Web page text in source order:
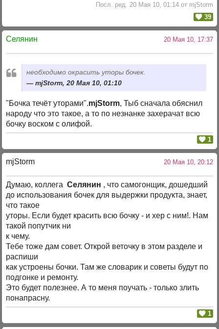
Посл. ред. 20 Мая 10, 01:14 от mjStorm
39
Селянин 20 Мая 10, 17:37
необходимо окрасить уторы бочек.
mjStorm, 20 Мая 10, 01:10
"Бочка течёт уторами".mjStorm, Тыб сначала обяснил
народу что это такое, а то по незнанке захерачат всю
бочку воском с олифой.
1
mjStоrm 20 Мая 10, 20:12
Думаю, коллегаСелянин , что самогонщик, дошедший
до использования бочек для выдержки продукта, знает,
что такое
уторы. Если будет красить всю бочку - и хер с ним!. Нам
такой попутчик ни
к чему.
Тебе тоже дам совет. Открой веточку в этом разделе и
распиши
как устроены бочки. Там же словарик и советы будут по
подгонке и ремонту.
Это будет полезнее. А то меня поучать - только злить
понапрасну.
1